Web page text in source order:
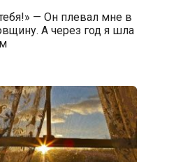
— Он плевал мне в
А через год я шла